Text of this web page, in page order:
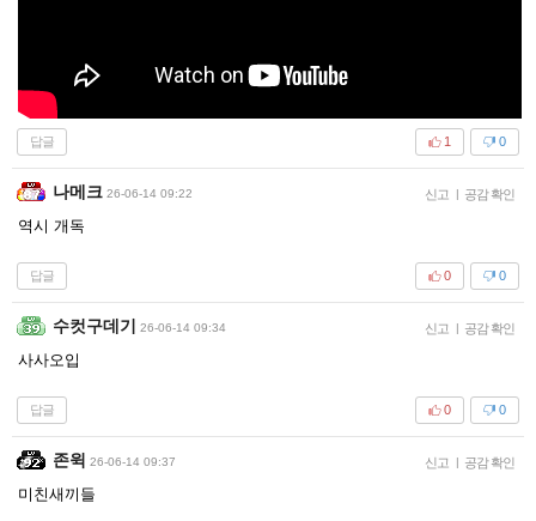
답글 0
1
나메크 26-06-14 09:22 신고 | 공감 확인
역시 개독
답글 0
0
수컷구데기 26-06-14 09:34 신고 | 공감 확인
사사오입
답글 0
0
존윅 26-06-14 09:37 신고 | 공감 확인
미친새끼들